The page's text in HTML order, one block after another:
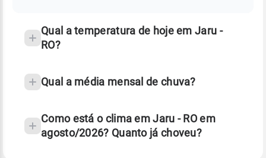
Qual a temperatura de hoje em Jaru -
RO?
Qual a média mensal de chuva?
Como está o clima em Jaru - RO em
agosto/2026? Quanto já choveu?